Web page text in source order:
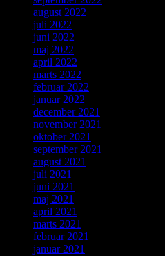
august 2022
juli 2022
juni 2022
maj 2022
april 2022
marts 2022
februar 2022
januar 2022
december 2021
november 2021
oktober 2021
september 2021
august 2021
juli 2021
juni 2021
maj 2021
april 2021
marts 2021
februar 2021
januar 2021